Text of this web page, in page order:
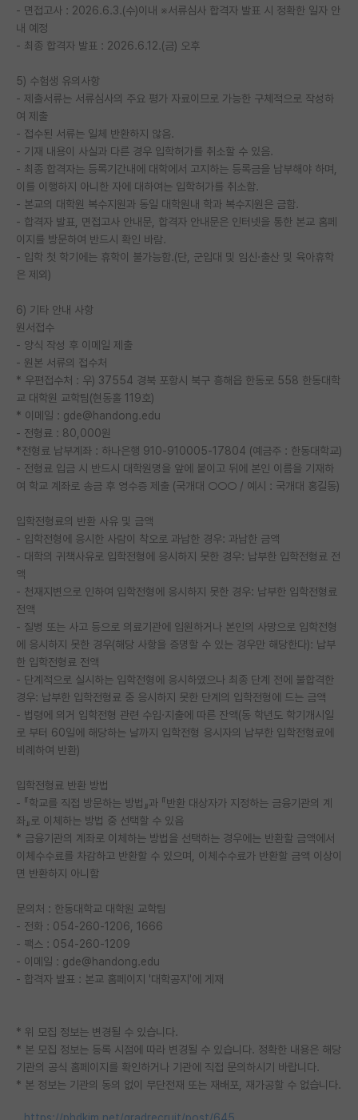
- 면접고사 : 2026.6.3.(수)이내 ※서류심사 합격자 발표 시 정확한 일자 안
내 예정
- 최종 합격자 발표 : 2026.6.12.(금) 오후
5) 수험생 유의사항
- 제출서류는 서류심사의 주요 평가 자료이므로 가능한 구체적으로 작성하
여 제출
- 접수된 서류는 일체 반환하지 않음.
- 기재 내용이 사실과 다른 경우 입학허가를 취소할 수 있음.
- 최종 합격자는 등록기간내에 대학에서 고지하는 등록금을 납부해야 하며,
이를 이행하지 아니한 자에 대하여는 입학허가를 취소함.
- 본교의 대학원 복수지원과 동일 대학원내 학과 복수지원은 금함.
- 합격자 발표, 면접고사 안내문, 합격자 안내문은 인터넷을 통한 본교 홈페
이지를 방문하여 반드시 확인 바람.
- 입학 첫 학기에는 휴학이 불가능함.(단, 군입대 및 임신·출산 및 육아휴학
은 제외)
6) 기타 안내 사항
원서접수
- 양식 작성 후 이메일 제출
- 원본 서류의 접수처
* 우편접수처 : 우) 37554 경북 포항시 북구 흥해읍 한동로 558 한동대학
교 대학원 교학팀(현동홀 119호)
* 이메일 : gde@handong.edu
- 전형료 : 80,000원
*전형료 납부계좌 : 하나은행 910-910005-17804 (예금주 : 한동대학교)
- 전형료 입금 시 반드시 대학원명을 앞에 붙이고 뒤에 본인 이름을 기재하
여 학교 계좌로 송금 후 영수증 제출 (국개대 ○○○ / 예시 : 국개대 홍길동)
입학전형료의 반환 사유 및 금액
- 입학전형에 응시한 사람이 착오로 과납한 경우: 과납한 금액
- 대학의 귀책사유로 입학전형에 응시하지 못한 경우: 납부한 입학전형료 전
액
- 천재지변으로 인하여 입학전형에 응시하지 못한 경우: 납부한 입학전형료
전액
- 질병 또는 사고 등으로 의료기관에 입원하거나 본인의 사망으로 입학전형
에 응시하지 못한 경우(해당 사항을 증명할 수 있는 경우만 해당한다): 납부
한 입학전형료 전액
- 단계적으로 실시하는 입학전형에 응시하였으나 최종 단계 전에 불합격한
경우: 납부한 입학전형료 중 응시하지 못한 단계의 입학전형에 드는 금액
- 법령에 의거 입학전형 관련 수입·지출에 따른 잔액(동 학년도 학기개시일
로 부터 60일에 해당하는 날까지 입학전형 응시자의 납부한 입학전형료에
비례하여 반환)
입학전형료 반환 방법
- 『학교를 직접 방문하는 방법』과 『반환 대상자가 지정하는 금융기관의 계
좌』로 이체하는 방법 중 선택할 수 있음
* 금융기관의 계좌로 이체하는 방법을 선택하는 경우에는 반환할 금액에서
이체수수료를 차감하고 반환할 수 있으며, 이체수수료가 반환할 금액 이상이
면 반환하지 아니함
문의처 : 한동대학교 대학원 교학팀
- 전화 : 054-260-1206, 1666
- 팩스 : 054-260-1209
- 이메일 : gde@handong.edu
- 합격자 발표 : 본교 홈페이지 '대학공지'에 게재
* 위 모집 정보는 변경될 수 있습니다.
* 본 모집 정보는 등록 시점에 따라 변경될 수 있습니다. 정확한 내용은 해당
기관의 공식 홈페이지를 확인하거나 기관에 직접 문의하시기 바랍니다.
* 본 정보는 기관의 동의 없이 무단전재 또는 재배포, 재가공할 수 없습니다.